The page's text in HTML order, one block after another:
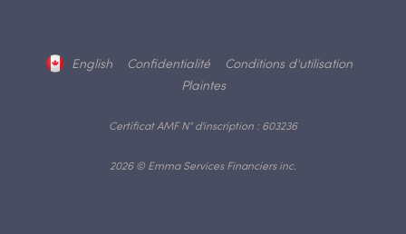
2026 © Emma Services Financiers inc.
Certificat AMF N° d'inscription : 603236
English Confidentialité
Conditions d'utilisation
Plaintes